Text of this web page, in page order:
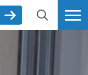
ZOEK MEER